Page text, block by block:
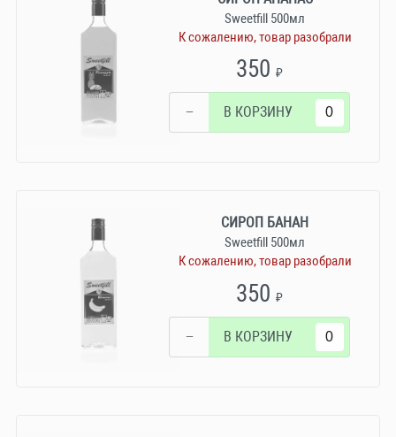
Sweetfill 500мл
К сожалению, товар разобрали
350₽
− В КОРЗИНУ
СИРОП БАНАН
Sweetfill 500мл
К сожалению, товар разобрали
350₽
− В КОРЗИНУ